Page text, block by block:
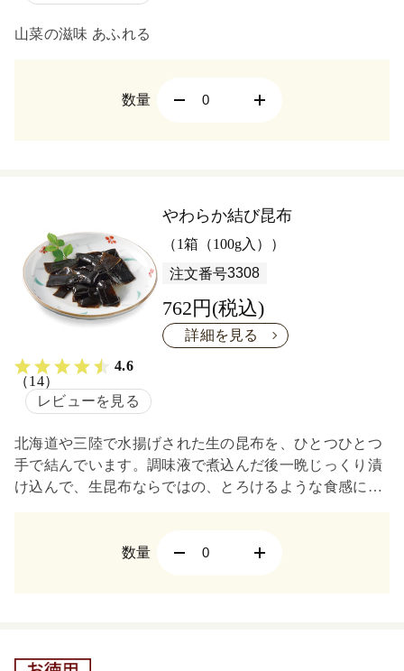
山菜の滋味 あふれる
数量
4.6
（14）
レビューを見る
やわらか結び昆布
（1箱（100g入））
注文番号3308
762円(税込)
詳細を見る
北海道や三陸で水揚げされた生の昆布を、ひとつひとつ
手で結んでいます。調味液で煮込んだ後一晩じっくり漬
け込んで、生昆布ならではの、とろけるような食感に仕
数量